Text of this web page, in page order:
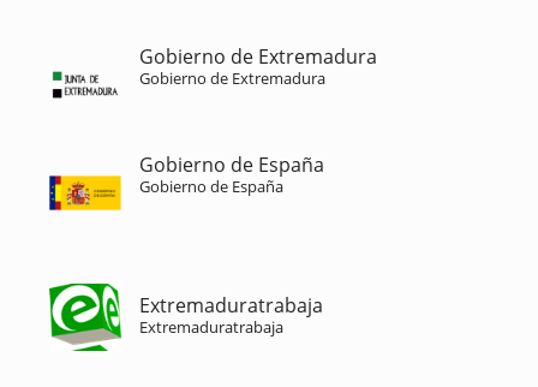
Gobierno de Extremadura
Gobierno de Extremadura
Gobierno de España
Gobierno de España
Extremaduratrabaja
Extremaduratrabaja